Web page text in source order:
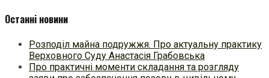
Останні новини
Розподіл майна подружжя. Про актуальну практику
Верховного Суду Анастасія Грабовська
Про практичні моменти складання та розгляду